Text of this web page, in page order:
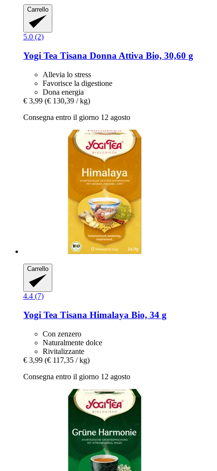
Carrello
5.0 (2)
Yogi Tea Tisana Donna Attiva Bio, 30,60 g
Allevia lo stress
Favorisce la digestione
Dona energia
€ 3,99 (€ 130,39 / kg)
Consegna entro il giorno 12 agosto
Carrello
4.4 (7)
Yogi Tea Tisana Himalaya Bio, 34 g
Con zenzero
Naturalmente dolce
Rivitalizzante
€ 3,99 (€ 117,35 / kg)
Consegna entro il giorno 12 agosto